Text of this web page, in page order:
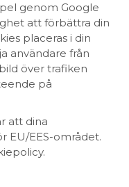
Brandy
genom Google
att förbättra din
placeras i din
användare från
över trafiken
på
att dina
EU/EES-området.